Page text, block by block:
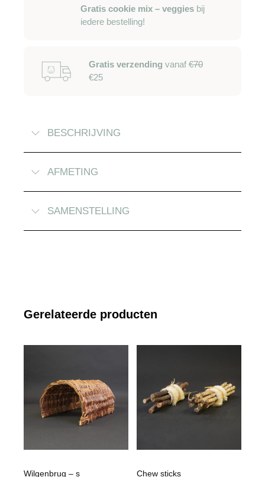
Gratis cookie mix – veggies bij
iedere bestelling!
Gratis verzending vanaf€70
€25
BESCHRIJVING
AFMETING
SAMENSTELLING
Gerelateerde producten
Wilgenbrug – s
Chew sticks